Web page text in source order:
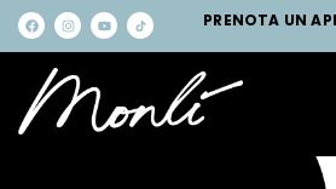
PRENOTA UN